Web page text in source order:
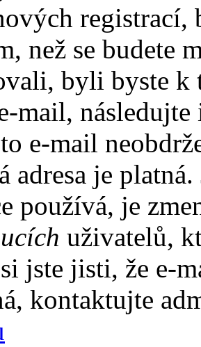
než se budete
byli byste k
mail,
e-mail
adresa je
používá, je
uživatelů,
jste jisti, že e-
kontaktujte